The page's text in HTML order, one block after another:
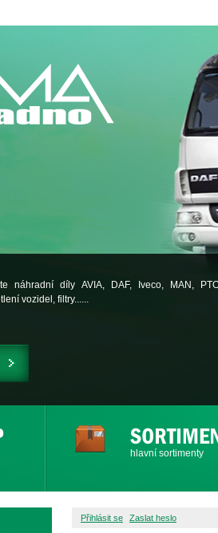
náhradní díly AVIA, DAF, Iveco, MAN,
vozidel, filtry......
hlavní sortimenty
Přihlásit se Zaslat heslo